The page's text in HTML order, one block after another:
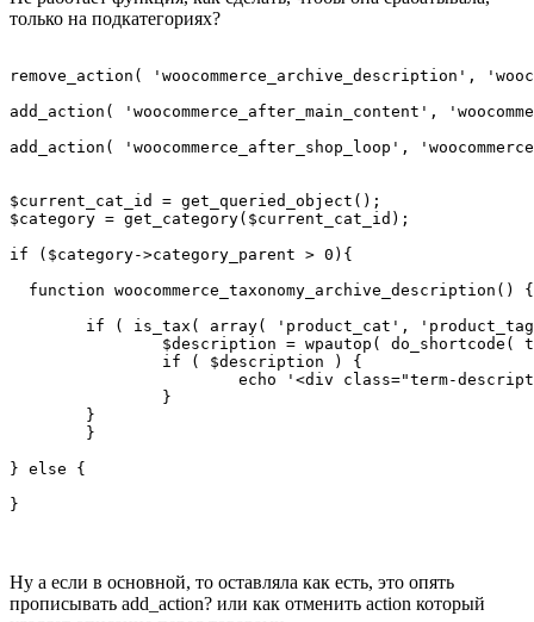
только на подкатегориях?
remove_action( 'woocommerce_archive_description',
add_action( 'woocommerce_after_main_content',
add_action( 'woocommerce_after_shop_loop',
$current_cat_id = get_queried_object();
$category = get_category($current_cat_id);
if ($category->category_parent > 0){
  function woocommerce_taxonomy_archive_description() {
} else {
}
Ну а если в основной, то оставляла как есть, это опять
прописывать add_action? или как отменить action который